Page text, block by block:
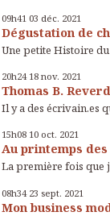
09h41 03 déc. 2021
Dégustation de
Une petite Histoire du
20h24 18 nov. 2021
Thomas B.
Il y a des écrivain.es
15h08 10 oct. 2021
Au printemps
La première fois que
08h34 23 sept. 2021
Mon business